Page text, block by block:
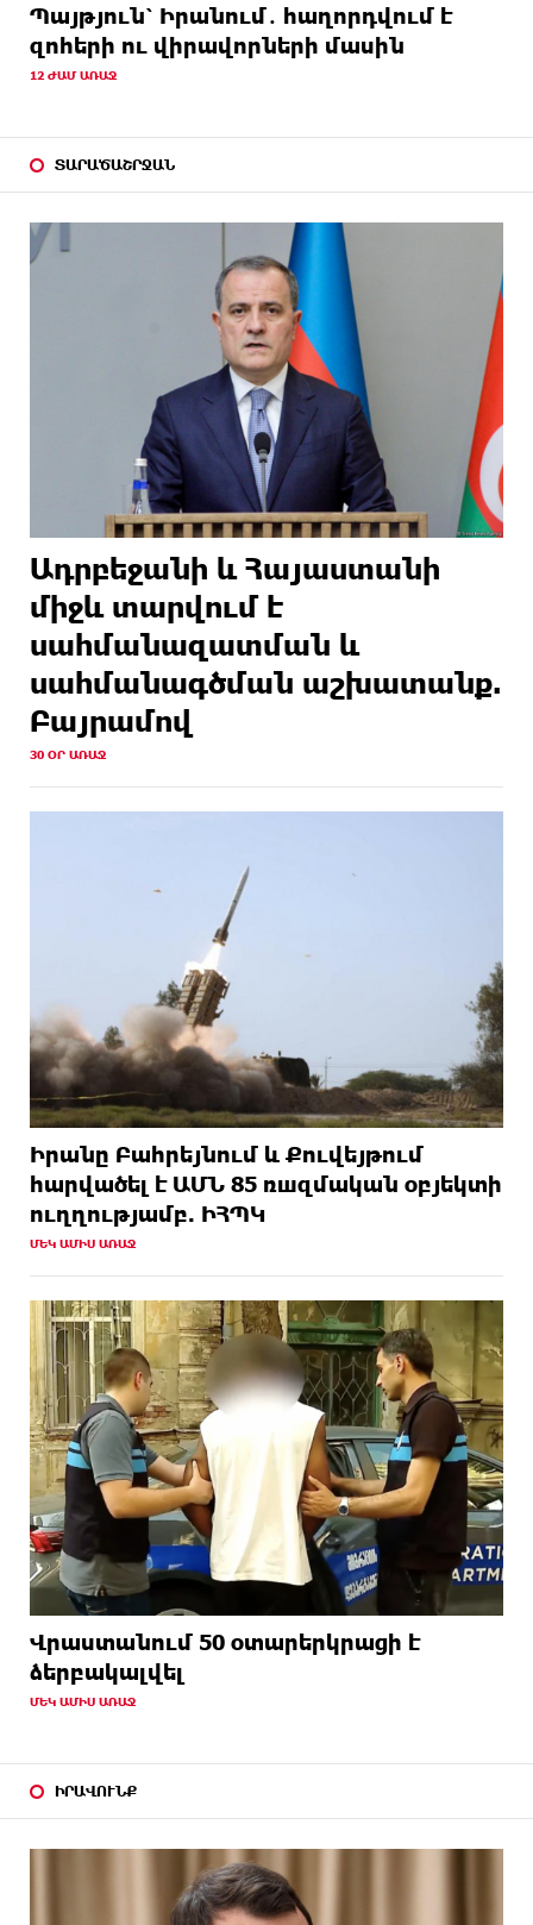
Պայթյուն՝ Իրանում․ հաղորդվում է
զոհերի ու վիրավորների մասին
12 ԺԱՄ ԱՌԱՋ
ՏԱՐԱԾԱՇՐՋԱՆ
Ադրբեջանի և Հայաստանի
միջև տարվում է
սահմանազատման և
սահմանագծման աշխատանք.
Բայրամով
30 ՕՐ ԱՌԱՋ
Իրանը Բահրեյնում և Քուվեյթում
hարվածել է ԱՄՆ 85 ռшզմական օբյեկտի
ուղղությամբ. ԻՀՊԿ
ՄԵԿ ԱՄԻՍ ԱՌԱՋ
Վրաստանում 50 օտարերկրացի է
ձերբակալվել
ՄԵԿ ԱՄԻՍ ԱՌԱՋ
ԻՐԱՎՈՒՆՔ